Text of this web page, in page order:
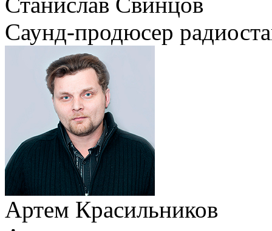
Саунд-продюсер
Артем Красильников